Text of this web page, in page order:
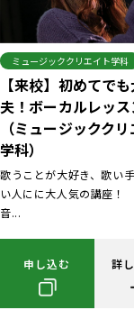
ミュージッククリエイト学科
【来校】初めてで
夫！ボーカルレッ
（ミュージックク
学科）
歌うことが大好き、歌い
い人にに大人気の講座！
音...
申し込む 詳